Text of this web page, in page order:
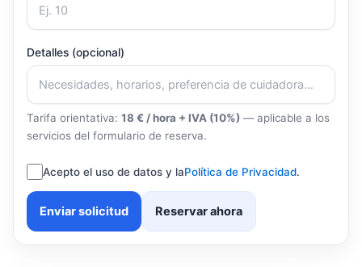
Detalles (opcional)
Tarifa orientativa: 18 € / hora + IVA (10%) — aplicable a los
servicios del formulario de reserva.
Acepto el uso de datos y laPolítica de Privacidad.
Enviar solicitud Reservar ahora